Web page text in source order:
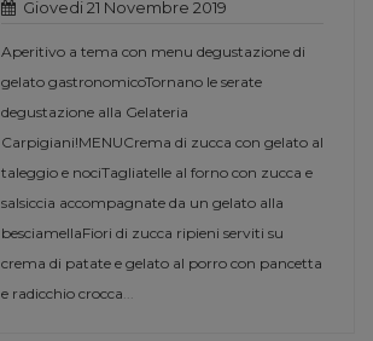
Giovedi 21 Novembre 2019
Aperitivo a tema con menu degustazione di
gelato gastronomicoTornano le serate
degustazione alla Gelateria
Carpigiani!MENUCrema di zucca con gelato al
taleggio e nociTagliatelle al forno con zucca e
salsiccia accompagnate da un gelato alla
besciamellaFiori di zucca ripieni serviti su
crema di patate e gelato al porro con pancetta
e radicchio crocca